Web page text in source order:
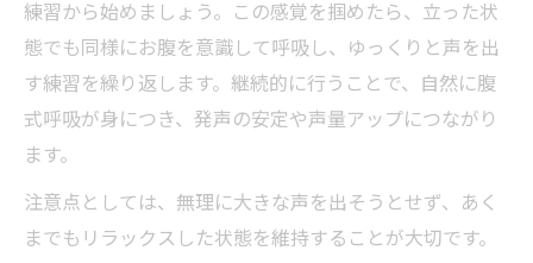
練習から始めましょう。この感覚を掴めたら、立った状
態でも同様にお腹を意識して呼吸し、ゆっくりと声を出
す練習を繰り返します。継続的に行うことで、自然に腹
式呼吸が身につき、発声の安定や声量アップにつながり
ます。
注意点としては、無理に大きな声を出そうとせず、あく
までもリラックスした状態を維持することが大切です。